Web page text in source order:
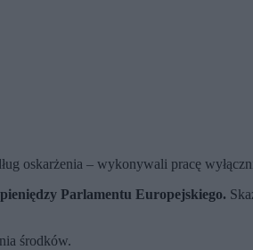
oskarżenia – wykonywali pracę
Parlamentu Europejskiego.
środków.